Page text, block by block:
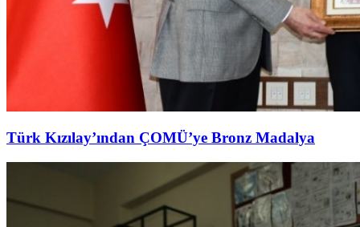
Türk Kızılay’ından ÇOMÜ’ye Bronz Madalya